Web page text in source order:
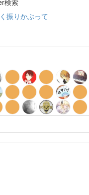
検索
振りかぶって